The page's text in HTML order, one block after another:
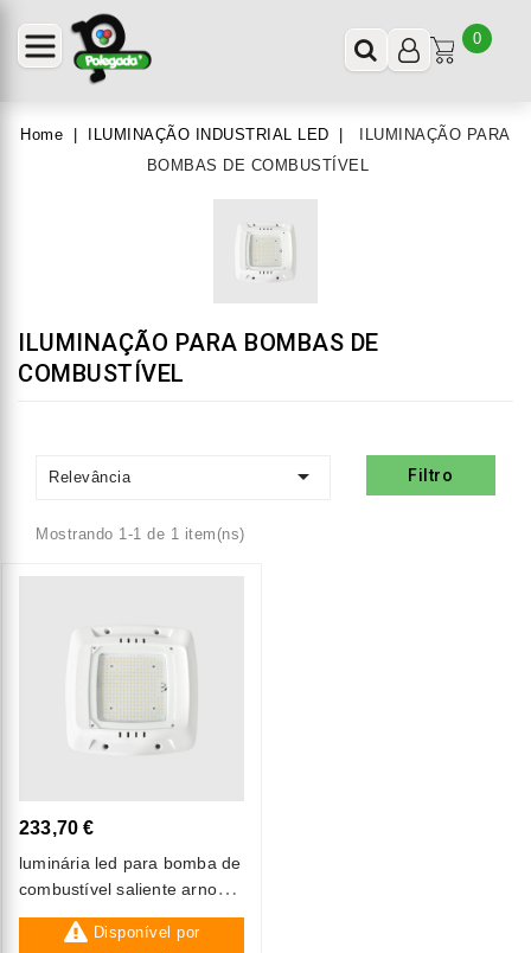
0
Home ILUMINAÇÃO INDUSTRIAL LED
ILUMINAÇÃO PARA
BOMBAS DE COMBUSTÍVEL
ILUMINAÇÃO PARA BOMBAS DE
COMBUSTÍVEL
Relevância  Filtro
Mostrando 1-1 de 1 item(ns)
233,70 €
luminária led para bomba de
combustível saliente arno
120w cct3
Disponível por